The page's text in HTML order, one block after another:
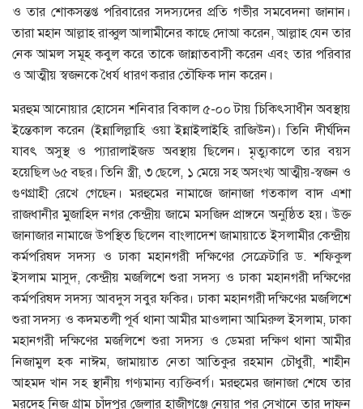
ও তার শোকসন্তপ্ত পরিবারের সদস্যদের প্রতি গভীর সমবেদনা জানান।
তারা মহান আল্লাহ রাব্বুল আলামীনের কাছে দোআ করেন, আল্লাহ যেন তার
নেক আমল সমূহ কবুল করে তাকে জান্নাতবাসী করেন এবং তার পরিবার
ও আত্মীয় স্বজনকে ধৈর্য ধারণ করার তৌফিক দান করেন।
মরহুম আনোয়ার হোসেন শনিবার বিকাল ৫-০০ টায় চিকিৎসাধীন অবস্থায়
ইন্তেকাল করেন (ইন্নালিল্লাহি ওয়া ইন্নাইলাইহি রাজিউন)। তিনি দীর্ঘদিন
যাবৎ অসুস্থ ও প্যারালাইজড অবস্থায় ছিলেন। মৃত্যুকালে তার বয়স
হয়েছিল ৬৫ বছর। তিনি স্ত্রী, ৩ ছেলে, ১ মেয়ে সহ অসংখ্য আত্মীয়-স্বজন ও
গুণগ্রাহী রেখে গেছেন। মরহুমের নামাজে জানাজা গতকাল বাদ এশা
রাজধানীর মুজাহিদ নগর কেন্দ্রীয় জামে মসজিদ প্রাঙ্গনে অনুষ্ঠিত হয়। উক্ত
জানাজার নামাজে উপস্থিত ছিলেন বাংলাদেশ জামায়াতে ইসলামীর কেন্দ্রীয়
কর্মপরিষদ সদস্য ও ঢাকা মহানগরী দক্ষিণের সেক্রেটারি ড. শফিকুল
ইসলাম মাসুদ, কেন্দ্রীয় মজলিশে শুরা সদস্য ও ঢাকা মহানগরী দক্ষিণের
কর্মপরিষদ সদস্য আবদুস সবুর ফকির। ঢাকা মহানগরী দক্ষিণের মজলিশে
শুরা সদস্য ও কদমতলী পূর্ব থানা আমীর মাওলানা আমিরুল ইসলাম, ঢাকা
মহানগরী দক্ষিণের মজলিশে শুরা সদস্য ও ডেমরা দক্ষিণ থানা আমীর
নিজামুল হক নাঈম, জামায়াত নেতা আতিকুর রহমান চৌধুরী, শাহীন
আহমদ খান সহ স্থানীয় গণ্যমান্য ব্যক্তিবর্গ। মরহুমের জানাজা শেষে তার
মরদেহ নিজ গ্রাম চাঁদপুর জেলার হাজীগঞ্জে নেয়ার পর সেখানে তার দাফন